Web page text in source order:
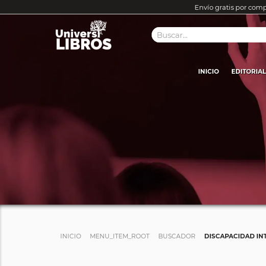
Envío gratis por
INICIO
INICIO MENU_ITEM_ROOT BUSCADOR DISCAPACIDAD